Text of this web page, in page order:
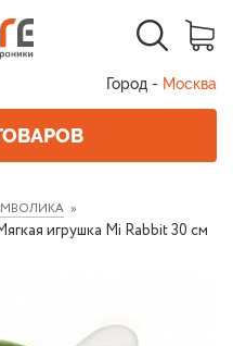
Город - Москва
игрушка Mi Rabbit 30 см